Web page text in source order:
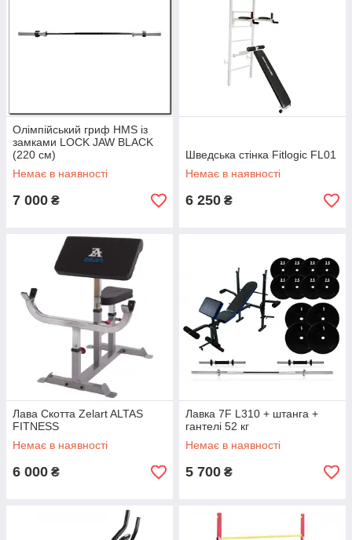
Олімпійський гриф HMS із
замками LOCK JAW BLACK
(220 см)
Немає в наявності
7 000 ₴
Шведська стінка Fitlogic FL01
Немає в наявності
6 250 ₴
Лава Скотта Zelart ALTAS
FITNESS
Немає в наявності
6 000 ₴
Лавка 7F L310 + штанга +
гантелі 52 кг
Немає в наявності
5 700 ₴